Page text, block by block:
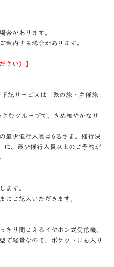
合があります。
案内する場合があります。
ださい）】
記サービスは「殊の旅・主催旅
なグループで、きめ細やかなサ
最少催行人員は6名さま。催行決
、最少催行人員以上のご予約が
ます。
にご記入いただきます。
きり聞こえるイヤホン式受信機、
で軽量なので、ポケットにも入り